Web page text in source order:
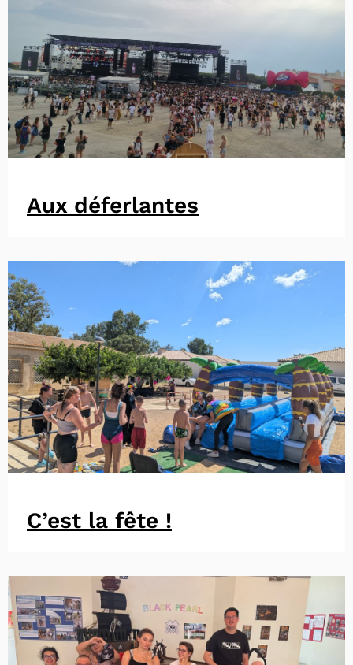
Aux déferlantes
C’est la fête !